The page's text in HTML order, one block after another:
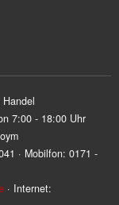
7:00 - 18:00 Uhr
· Mobilfon: 0171 -
· Internet: